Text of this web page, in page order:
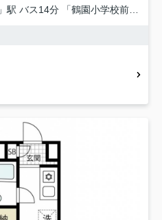
」駅 バス14分 「鶴園小学校前」 停歩2分